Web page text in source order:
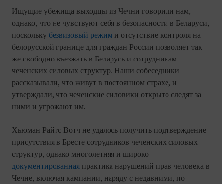
Ищущие убежища выходцы из Чечни говорили нам,
однако, что не чувствуют себя в безопасности в Беларуси,
поскольку безвизовый режим и отсутствие контроля на
белорусской границе для граждан России позволяет так
же свободно въезжать в Беларусь и сотрудникам
чеченских силовых структур. Наши собеседники
рассказывали, что живут в постоянном страхе, и
утверждали, что чеченские силовики открыто следят за
ними и угрожают им.
Хьюман Райтс Вотч не удалось получить подтверждение
присутствия в Бресте сотрудников чеченских силовых
структур, однако многолетняя и широко
документированная практика нарушений прав человека в
Чечне, включая кампании, наряду с недавними, по